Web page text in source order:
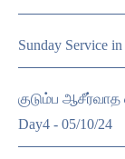
Sunday Service
குடும்ப ஆசீர்வாத
Day4 - 05/10/24